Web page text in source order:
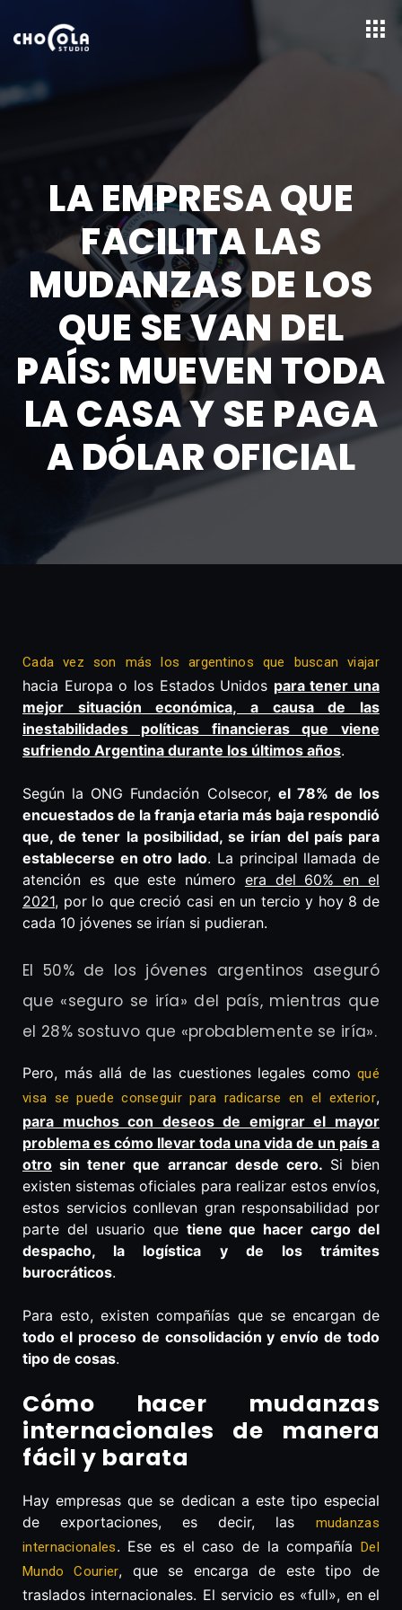
LA EMPRESA QUE
FACILITA LAS
MUDANZAS DE LOS
QUE SE VAN DEL
PAÍS: MUEVEN TODA
LA CASA Y SE PAGA
A DÓLAR OFICIAL
Cada vez son más los argentinos que buscan viajar
hacia Europa o los Estados Unidos para tener una
mejor situación económica, a causa de las
inestabilidades políticas financieras que viene
sufriendo Argentina durante los últimos años.
Según la ONG Fundación Colsecor, el 78% de los
encuestados de la franja etaria más baja respondió
que, de tener la posibilidad, se irían del país para
establecerse en otro lado. La principal llamada de
atención es que este número era del 60% en el
2021, por lo que creció casi en un tercio y hoy 8 de
cada 10 jóvenes se irían si pudieran.
El 50% de los jóvenes argentinos aseguró
que «seguro se iría» del país, mientras que
el 28% sostuvo que «probablemente se iría».
Pero, más allá de las cuestiones legales comoqué
visa se puede conseguir para radicarse en el exterior,
para muchos con deseos de emigrar el mayor
problema es cómo llevar toda una vida de un país a
otro sin tener que arrancar desde cero. Si bien
existen sistemas oficiales para realizar estos envíos,
estos servicios conllevan gran responsabilidad por
parte del usuario que tiene que hacer cargo del
despacho, la logística y de los trámites
burocráticos.
Para esto, existen compañías que se encargan de
todo el proceso de consolidación y envío de todo
tipo de cosas.
Cómo hacer mudanzas
internacionales de manera
fácil y barata
Hay empresas que se dedican a este tipo especial
de exportaciones, es decir, las mudanzas
internacionales. Ese es el caso de la compañíaDel
Mundo Courier, que se encarga de este tipo de
traslados internacionales. El servicio es «full», en el